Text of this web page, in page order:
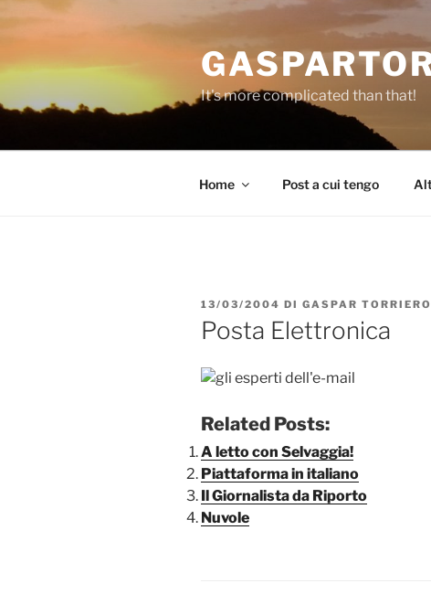
It's more complicated than that!
Home Post a cui tengo
PUBBLICATO
IL
13/03/2004 DI GASPAR TORRIERO
Posta Elettronica
Related Posts:
A letto con Selvaggia!
Piattaforma in italiano
Il Giornalista da Riporto
Nuvole